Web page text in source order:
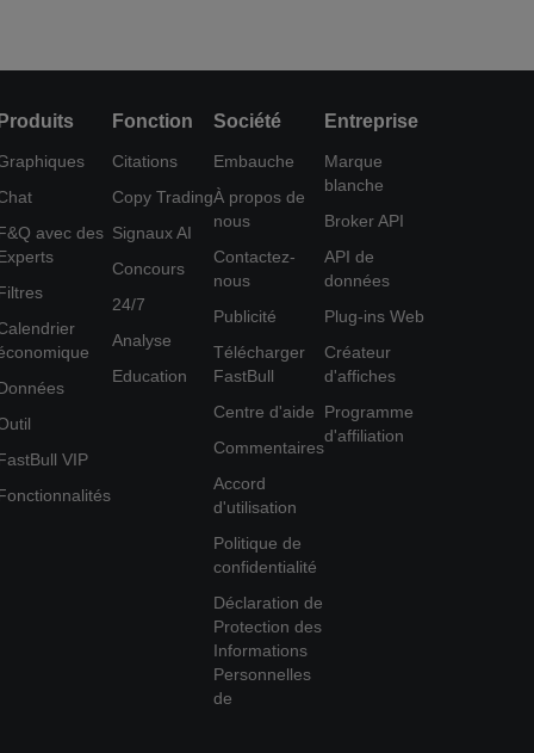
Produits
avec des
VIP
Fonction
Citations
Copy Trading
Signaux AI
Concours
24/7
Analyse
Education
Société
Embauche
À propos de
nous
Contactez-
nous
Publicité
Télécharger
FastBull
Centre d'aide
Commentaires
Accord
d'utilisation
Politique de
confidentialité
Déclaration de
Protection des
Informations
Personnelles
de
Entreprise
Marque
blanche
Broker API
API de
données
Plug-ins Web
Créateur
d'affiches
Programme
d'affiliation